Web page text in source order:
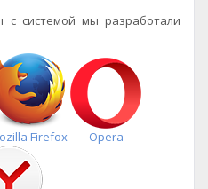
с системой мы разработали
Firefox Opera